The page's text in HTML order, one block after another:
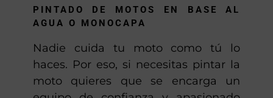
PINTADO DE MOTOS EN BASE AL
AGUA O MONOCAPA
Nadie cuida tu moto como tú lo
haces. Por eso, si necesitas pintar la
moto quieres que se encarga un